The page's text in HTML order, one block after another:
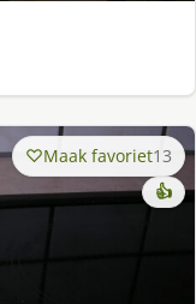
Maak favoriet13
👍